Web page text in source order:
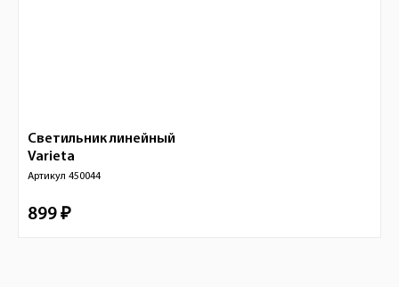
Светильник линейный
Varieta
Артикул 450044
899 ₽